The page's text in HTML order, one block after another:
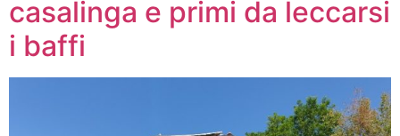
casalinga e primi da leccarsi
i baffi